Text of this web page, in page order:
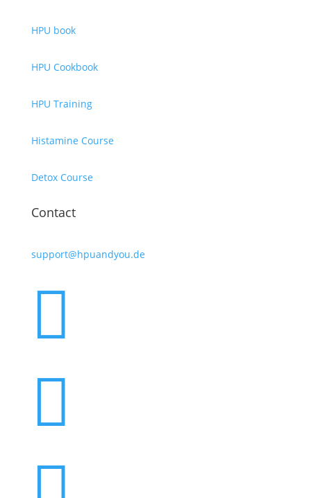
HPU book
HPU Cookbook
HPU Training
Histamine Course
Detox Course
Contact
support@hpuandyou.de

